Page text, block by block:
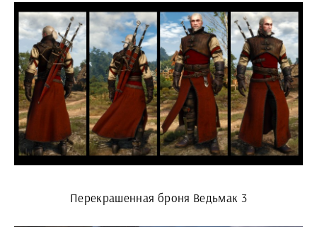
Перекрашенная броня Ведьмак 3